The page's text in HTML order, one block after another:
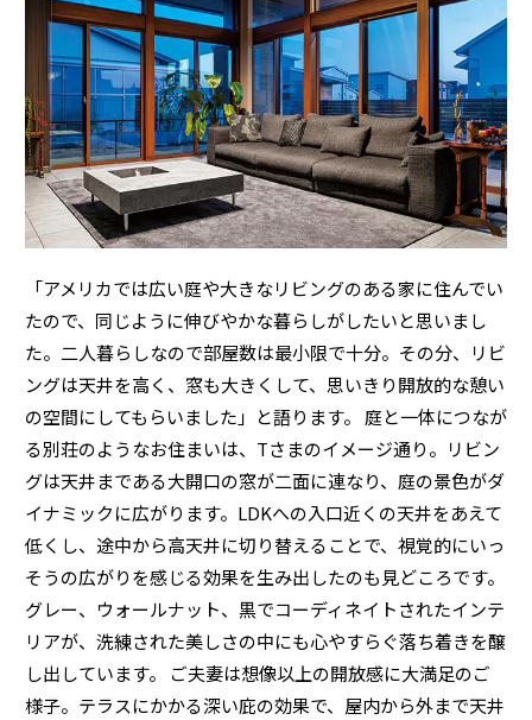
ミサワアイデンティティ
「アメリカでは広い庭や大きなリビングのある家に住んでい
たので、同じように伸びやかな暮らしがしたいと思いまし
た。二人暮らしなので部屋数は最小限で十分。その分、リビ
ングは天井を高く、窓も大きくして、思いきり開放的な憩い
の空間にしてもらいました」と語ります。 庭と一体につなが
る別荘のようなお住まいは、Tさまのイメージ通り。リビン
グは天井まである大開口の窓が二面に連なり、庭の景色がダ
イナミックに広がります。LDKへの入口近くの天井をあえて
低くし、途中から高天井に切り替えることで、視覚的にいっ
そうの広がりを感じる効果を生み出したのも見どころです。
グレー、ウォールナット、黒でコーディネイトされたインテ
リアが、洗練された美しさの中にも心やすらぐ落ち着きを醸
し出しています。 ご夫妻は想像以上の開放感に大満足のご
様子。テラスにかかる深い庇の効果で、屋内から外まで天井